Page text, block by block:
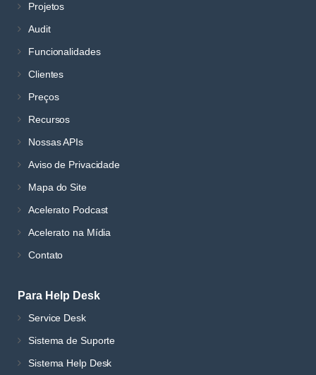
Projetos
Audit
Funcionalidades
Clientes
Preços
Recursos
Nossas APIs
Aviso de Privacidade
Mapa do Site
Acelerato Podcast
Acelerato na Mídia
Contato
Para Help Desk
Service Desk
Sistema de Suporte
Sistema Help Desk